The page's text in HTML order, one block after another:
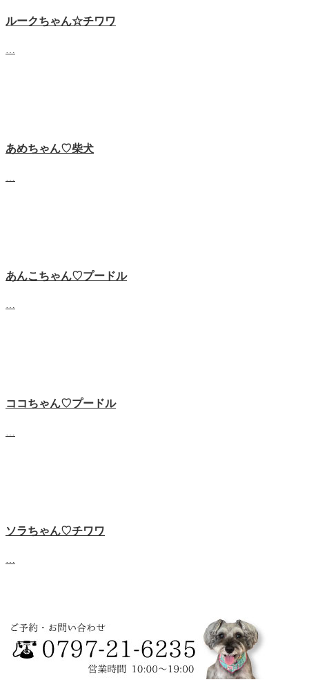
ルークちゃん☆チワワ
あめちゃん♡‬柴犬
あんこちゃん♡‬プードル
ココちゃん♡‬プードル
ソラちゃん♡‬チワワ